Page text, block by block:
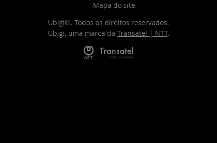
Mapa do site
Ubigi©. Todos os direitos reservados.
Ubigi, uma marca da Transatel | NTT.